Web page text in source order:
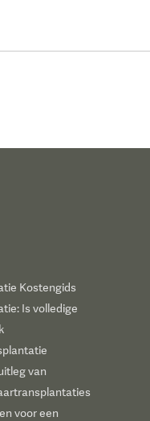
Kostengids
Is volledige
van
voor een